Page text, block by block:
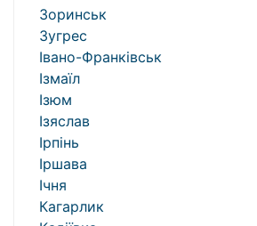
Зоринськ
Зугрес
Івано-Франківськ
Ізмаїл
Ізюм
Ізяслав
Ірпінь
Іршава
Ічня
Кагарлик